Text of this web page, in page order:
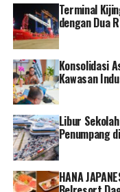
Terminal
dengan Dua
Konsolidasi
Kawasan
Libur
Penumpang
HANA